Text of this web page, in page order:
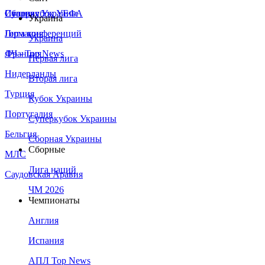
Сборная Украины
Италия
Германия
Франция
Нидерланды
Турция
Португалия
Бельгия
МЛС
Саудовская Аравия
Суперкубок УЕФА
Лига конференций
ЛЧ - Top News
Украина
Украина
Первая лига
Вторая лига
Кубок Украины
Суперкубок Украины
Сборная Украины
Сборные
Лига наций
ЧМ 2026
Чемпионаты
Англия
Испания
АПЛ Top News